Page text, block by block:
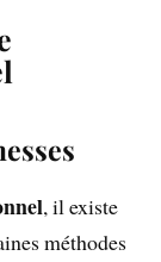
, il existe
méthodes